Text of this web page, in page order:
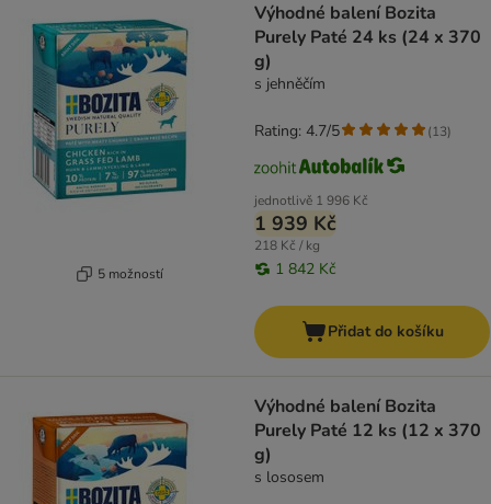
5 možností
Výhodné balení Bozita
Purely Paté 24 ks (24 x 370
g)
s jehněčím
jednotlivě 1 996 Kč
1 939 Kč
218 Kč / kg
1 842 Kč
Rating: 4.7/5 (13)
Přidat do košíku
Výhodné balení Bozita
Purely Paté 12 ks (12 x 370
g)
s lososem